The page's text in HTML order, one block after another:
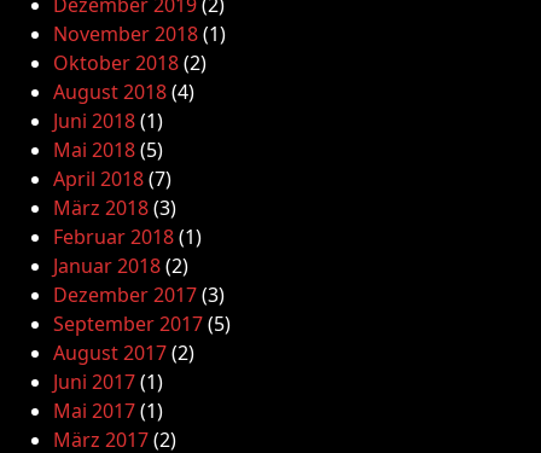
November 2018(1)
Oktober 2018(2)
August 2018(4)
Juni 2018(1)
Mai 2018(5)
April 2018(7)
März 2018(3)
Februar 2018(1)
Januar 2018(2)
Dezember 2017(3)
September 2017(5)
August 2017(2)
Juni 2017(1)
Mai 2017(1)
März 2017(2)